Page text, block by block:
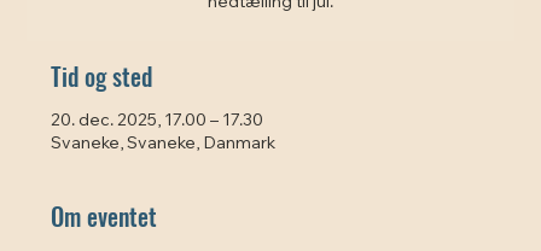
Tid og sted
20. dec. 2025, 17.00 – 17.30
Svaneke, Svaneke, Danmark
Om eventet